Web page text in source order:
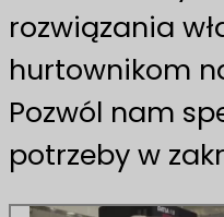
rozwiązania
hurtownikom
Pozwól nam
potrzeby w